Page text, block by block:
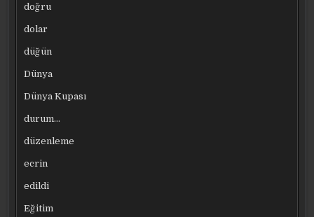
doğru
dolar
düğün
Dünya
Dünya Kupası
durum…
düzenleme
ecrin
edildi
Eğitim